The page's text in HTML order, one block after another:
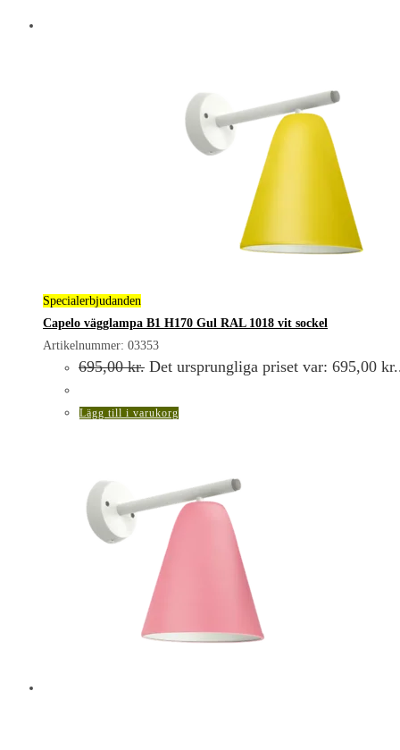
Specialerbjudanden
Capelo vägglampa B1 H170 Gul RAL 1018 vit sockel
Artikelnummer: 03353
695,00kr. Det ursprungliga priset var: 695,00
Lägg till i varukorg